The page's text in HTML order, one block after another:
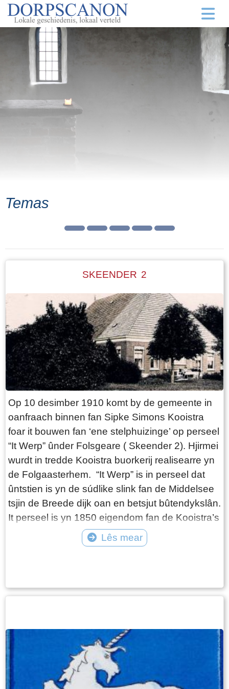
Temas
SKEENDER 2
Op 10 desimber 1910 komt by de gemeente in
oanfraach binnen fan Sipke Simons Kooistra
foar it bouwen fan ‘ene stelphuizinge’ op perseel
“It Werp” ûnder Folsgeare ( Skeender 2). Hjirmei
wurdt in tredde Kooistra buorkerij realisearre yn
de Folgaasterhem. “It Werp” is in perseel dat
ûntstien is yn de súdlike slink fan de Middelsee
tsjin de Breede dijk oan en betsjut bûtendykslân.
It perseel is yn 1850 eigendom fan de Kooistra’s
wurden mei de keap fan de buorkerij op
Suderbuorren (Easthimmerwei 23). Sipke
Scheender state en wolle it rêstiger oan dwaan.
Antje ha besletten om yn maaie 1911 te
trouwen. Sipke en Trijntje ferhúzje nei de
Skeender 2. Sije en Antje wurde de nije
generaasje Kooistra’s op Scheender State. Sije
Lês mear